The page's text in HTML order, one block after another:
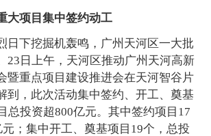
大项目集中签约动工
日下挖掘机轰鸣，广州天河区一大批
23日上午，天河区推动广州天河高新
暨重点项目建设推进会在天河智谷片
到，此次活动集中签约、开工、奠基
总投资超800亿元。其中签约项目17
；集中开工、奠基项目19个，总投